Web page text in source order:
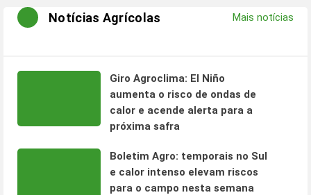
Notícias Agrícolas Mais notícias
Giro Agroclima: El Niño
aumenta o risco de ondas de
calor e acende alerta para a
próxima safra
Boletim Agro: temporais no Sul
e calor intenso elevam riscos
para o campo nesta semana